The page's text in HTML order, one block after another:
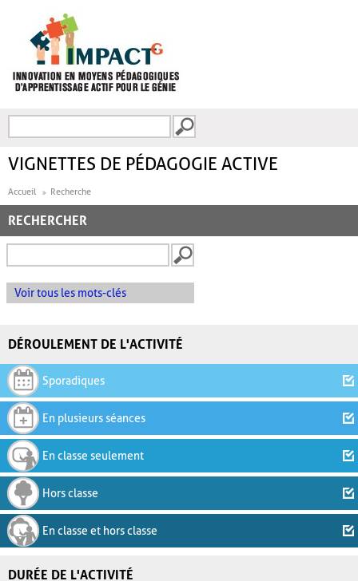
FORMULAIRE DE
VIGNETTES DE PÉDAGOGIE ACTIVE
Accueil Recherche
RECHERCHER
Voir tous les mots-clés
DÉROULEMENT DE L'ACTIVITÉ
Sporadiques
En plusieurs séances
En classe seulement
Hors classe
En classe et hors classe
DURÉE DE L'ACTIVITÉ